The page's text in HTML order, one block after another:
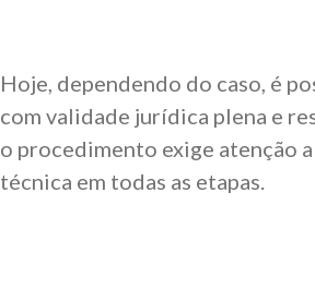
Hoje, dependendo do caso, é
com validade jurídica plena e
o procedimento exige atenção
técnica em todas as etapas.